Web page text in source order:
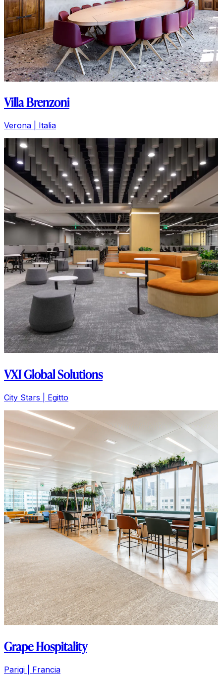
Villa Brenzoni
Verona | Italia
VXI Global Solutions
City Stars Egitto
Grape Hospitality
Parigi | Francia